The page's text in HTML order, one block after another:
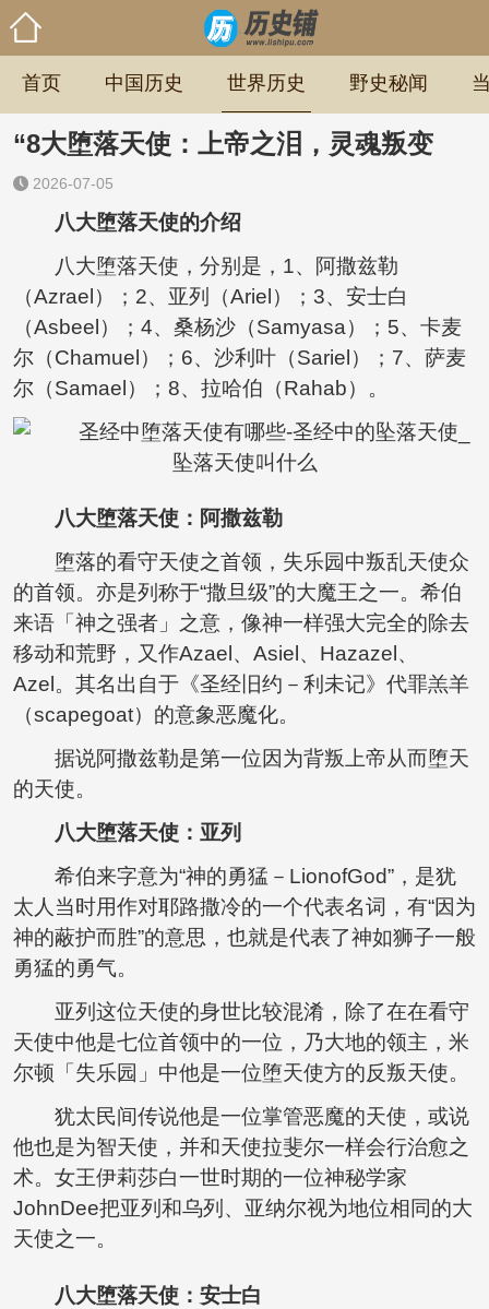
首页 中国历史 世界历史 野史秘闻
“8大堕落天使：上帝之泪，灵魂叛变
2026-07-05
八大堕落天使的介绍
八大堕落天使，分别是，1、阿撒兹勒
（Azrael）；2、亚列（Ariel）；3、安士白
（Asbeel）；4、桑杨沙（Samyasa）；5、卡麦
尔（Chamuel）；6、沙利叶（Sariel）；7、萨麦
尔（Samael）；8、拉哈伯（Rahab）。
八大堕落天使： 阿撒兹勒
堕落的看守天使之首领，失乐园中叛乱天使众
的首领。亦是列称于“撒旦级”的大魔王之一。希伯
来语「神之强者」之意，像神一样强大完全的除去
移动和荒野，又作Azael、Asiel、Hazazel、
Azel。其名出自于《圣经旧约－利未记》代罪羔羊
（scapegoat）的意象恶魔化。
据说阿撒兹勒是第一位因为背叛上帝从而堕天
的天使。
八大堕落天使：亚列
希伯来字意为“神的勇猛－LionofGod”，是犹
太人当时用作对耶路撒冷的一个代表名词，有“因为
神的蔽护而胜”的意思，也就是代表了神如狮子一般
勇猛的勇气。
亚列这位天使的身世比较混淆，除了在在看守
天使中他是七位首领中的一位，乃大地的领主，米
尔顿「失乐园」中他是一位堕天使方的反叛天使。
犹太民间传说他是一位掌管恶魔的天使，或说
他也是为智天使，并和天使拉斐尔一样会行治愈之
术。女王伊莉莎白一世时期的一位神秘学家
JohnDee把亚列和乌列、亚纳尔视为地位相同的大
天使之一。
八大堕落天使：安士白